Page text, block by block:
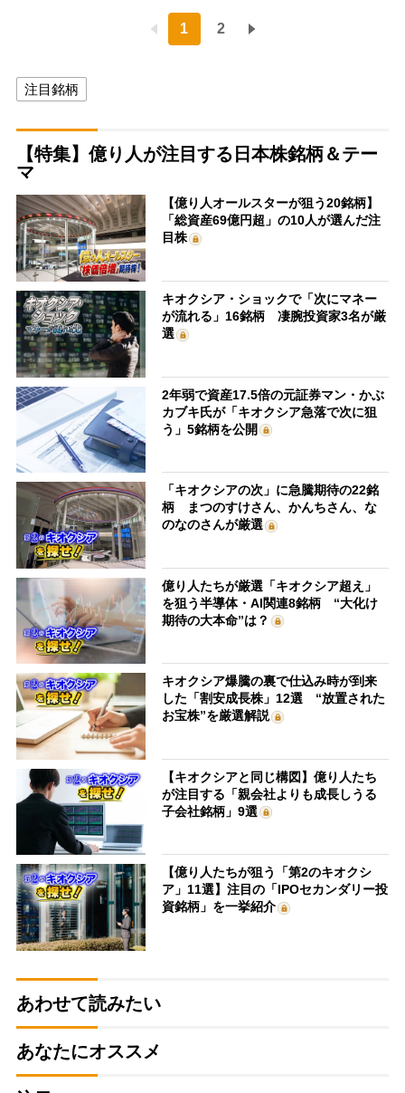
1 2
注目銘柄
【特集】億り人が注目する日本株銘柄＆テー
マ
【億り人オールスターが狙う20銘柄】
「総資産69億円超」の10人が選んだ注
目株
キオクシア・ショックで「次にマネー
が流れる」16銘柄 凄腕投資家3名が厳
選
2年弱で資産17.5倍の元証券マン・かぶ
カブキ氏が「キオクシア急落で次に狙
う」5銘柄を公開
「キオクシアの次」に急騰期待の22銘
柄 まつのすけさん、かんちさん、な
のなのさんが厳選
億り人たちが厳選「キオクシア超え」
を狙う半導体・AI関連8銘柄 “大化け
期待の大本命”は？
キオクシア爆騰の裏で仕込み時が到来
した「割安成長株」12選 “放置された
お宝株”を厳選解説
【キオクシアと同じ構図】億り人たち
が注目する「親会社よりも成長しうる
子会社銘柄」9選
【億り人たちが狙う「第2のキオクシ
ア」11選】注目の「IPOセカンダリー投
資銘柄」を一挙紹介
あわせて読みたい
あなたにオススメ